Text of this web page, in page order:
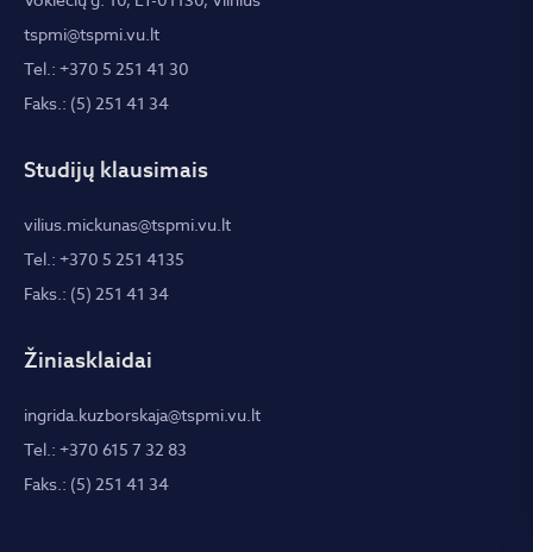
tspmi@tspmi.vu.lt
Tel.: +370 5 251 41 30
Faks.: (5) 251 41 34
Studijų klausimais
vilius.mickunas@tspmi.vu.lt
Tel.: +370 5 251 4135
Faks.: (5) 251 41 34
Žiniasklaidai
ingrida.kuzborskaja@tspmi.vu.lt
Tel.: +370 615 7 32 83
Faks.: (5) 251 41 34